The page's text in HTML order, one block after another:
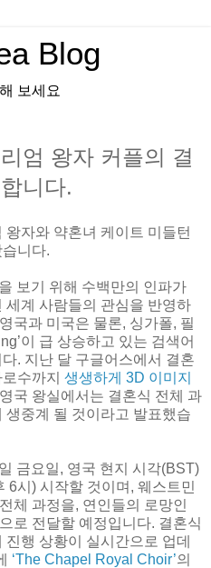
Blog
보세요
엄 왕자 커플의 결
니다.
자와 약혼녀 케이트 미들턴
니다.
보기 위해 수백만의 인파가
세계 사람들의 관심을 반영하
국과 미국은 물론, 싱가폴, 필
이 급 상승하고 있는 검색어
. 지난 달 구글어스에서 결혼
수까지 생생하게 3D 이미지
국 왕실에서는 결혼식 전체 과
생중계 될 것이라고 발표했습
금요일, 영국 현지 시각(BST)
시) 시작할 것이며, 웨스트민
체 과정을, 연인들의 로망인
로 전달할 예정입니다. 결혼식
진행 상황이 실시간으로 업데
‘The Chapel Royal Choir’의